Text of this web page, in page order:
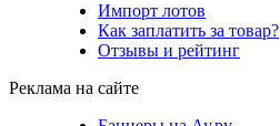
Импорт лотов
Как заплатить за товар?
Отзывы и рейтинг
Реклама на сайте